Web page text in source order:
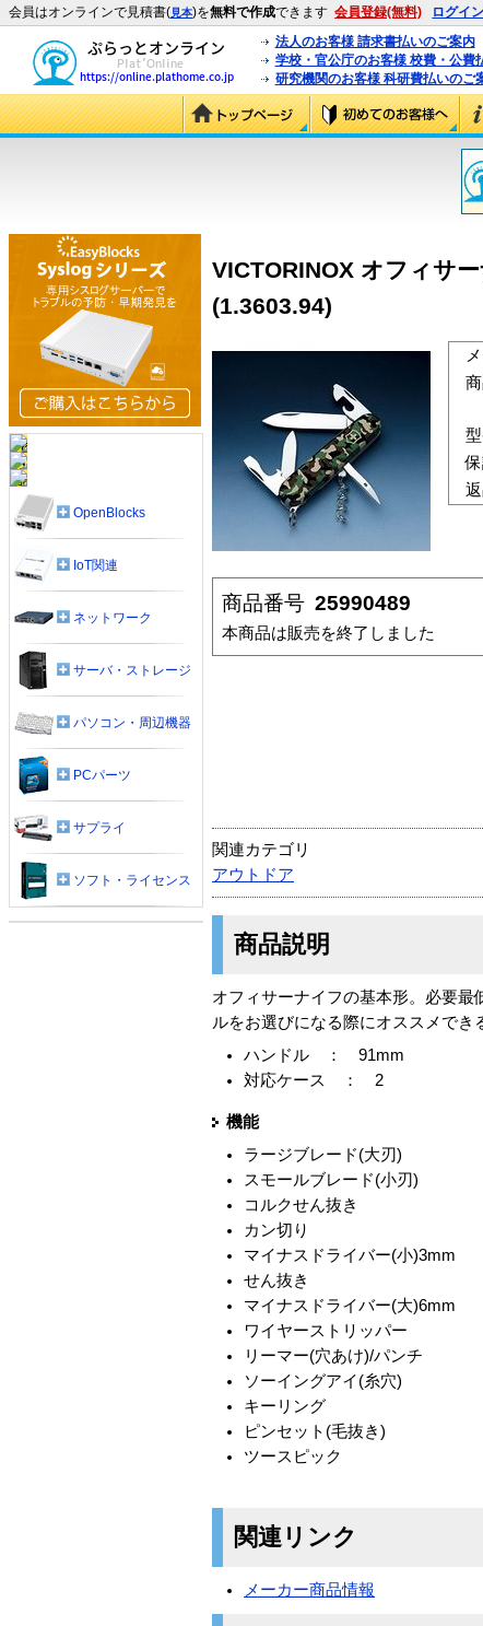
会員はオンラインで見積書(見本)を無料で作成できます 会員登録(無料) ログイン
法人のお客様 請求書払いのご案内
学校・官公庁のお客様 校費・公費
研究機関のお客様 科研費払いのご
VICTORINOX オフィサ
(1.3603.94)
商品番号 25990489
本商品は販売を終了しました
関連カテゴリ
アウトドア
商品説明
オフィサーナイフの基本形。必要
ルをお選びになる際にオススメでき
ハンドル ： 91mm
対応ケース ： 2
機能
ラージブレード(大刃)
スモールブレード(小刃)
コルクせん抜き
カン切り
マイナスドライバー(小)3mm
せん抜き
マイナスドライバー(大)6mm
ワイヤーストリッパー
リーマー(穴あけ)/パンチ
ソーイングアイ(糸穴)
キーリング
ピンセット(毛抜き)
ツースピック
関連リンク
メーカー商品情報
OpenBlocks
IoT関連
ネットワーク
サーバ・ストレージ
パソコン・周辺機器
PCパーツ
サプライ
ソフト・ライセンス